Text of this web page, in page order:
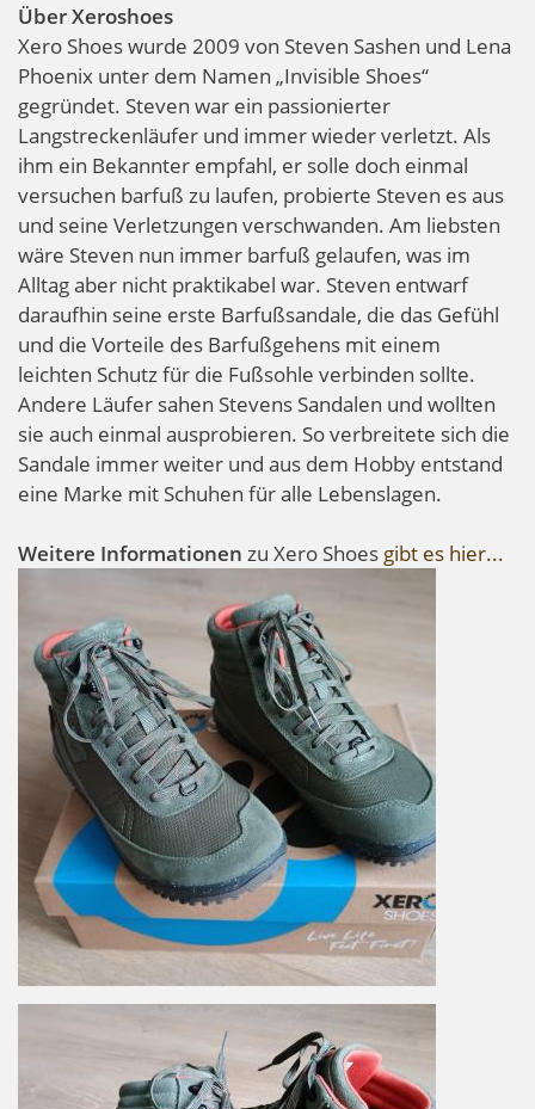
Über Xeroshoes
Xero Shoes wurde 2009 von Steven Sashen und Lena
Phoenix unter dem Namen „Invisible Shoes“
gegründet. Steven war ein passionierter
Langstreckenläufer und immer wieder verletzt. Als
ihm ein Bekannter empfahl, er solle doch einmal
versuchen barfuß zu laufen, probierte Steven es aus
und seine Verletzungen verschwanden. Am liebsten
wäre Steven nun immer barfuß gelaufen, was im
Alltag aber nicht praktikabel war. Steven entwarf
daraufhin seine erste Barfußsandale, die das Gefühl
und die Vorteile des Barfußgehens mit einem
leichten Schutz für die Fußsohle verbinden sollte.
Andere Läufer sahen Stevens Sandalen und wollten
sie auch einmal ausprobieren. So verbreitete sich die
Sandale immer weiter und aus dem Hobby entstand
eine Marke mit Schuhen für alle Lebenslagen.
Weitere Informationen zu Xero Shoes gibt es hier...